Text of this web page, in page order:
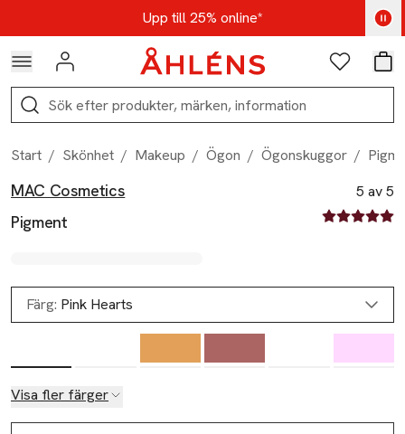
Hoppa till navigationsmenynUpp till 25% online*
Kod: AUG25 - Shoppa nu
Logga in Favoriter
Sök
Start / Skönhet / Makeup / Ögon / Ögonskuggor /
Produktbilder
Hoppa över bildspelet
MAC Cosmetics
Pigment
5 av 5
5 av fem
Färg: Pink Hearts
Visa fler färger
Produktinformation